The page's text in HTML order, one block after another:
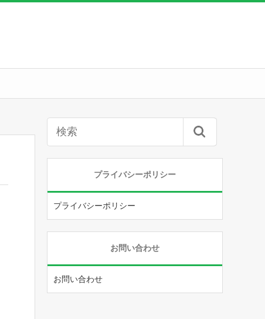
プライバシーポリシー
プライバシーポリシー
お問い合わせ
お問い合わせ